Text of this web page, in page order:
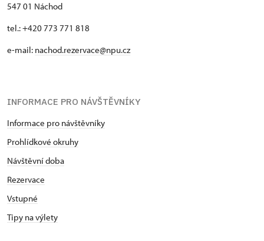
547 01 Náchod
tel.: +420 773 771 818
e-mail: nachod.rezervace@npu.cz
INFORMACE PRO NÁVŠTĚVNÍKY
Informace pro návštěvníky
Prohlídkové okruhy
Návštěvní doba
Rezervace
Vstupné
Tipy na výlety